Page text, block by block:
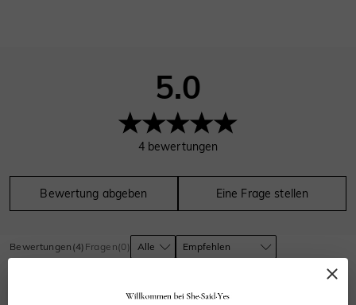
5.0
4 bewertungen
Bewertung abgeben Eine Frage stellen
Bewertungen (4) Fragen(0)
VerifiedBuyer